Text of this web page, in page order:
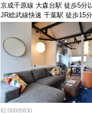
京成千原線 大森台駅 徒歩5分
JR総武線快速 千葉駅 徒歩15
ID:00005830